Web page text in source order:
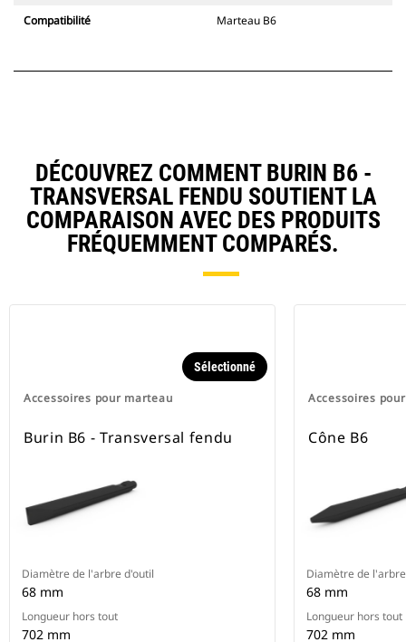
Compatibilité Marteau B6
DÉCOUVREZ COMMENT BURIN B6 -
TRANSVERSAL FENDU SOUTIENT LA
COMPARAISON AVEC DES PRODUITS
FRÉQUEMMENT COMPARÉS.
Accessoires pour marteau
Sélectionné
Burin B6 - Transversal fendu
Diamètre de l'arbre d'outil
68 mm
Longueur hors tout
702 mm
Accessoires
Cône B6
Diamètre de
68 mm
Longueur hors tout
702 mm